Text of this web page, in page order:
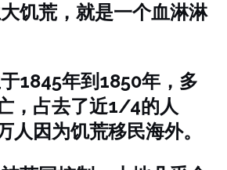
饥荒，就是一个血淋淋
1845年到1850年，多
，占去了近1/4的人
人因为饥荒移民海外。